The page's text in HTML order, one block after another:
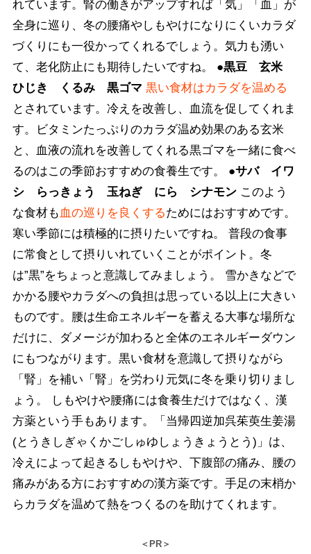
れています。腎の働きがアップすれば「気」「血」が
全身に巡り、冬の腰痛やしもやけになりにくいカラダ
づくりにも一役かってくれるでしょう。気力も湧い
て、老化防止にも期待したいですね。 ●黒豆 玄米
ひじき くるみ 黒ゴマ 黒い食材はカラダを温める
とされています。冷えを改善し、血流を促してくれま
す。ビタミンたっぷりのカラダ温め効果のある玄米
と、血液の流れを改善してくれる黒ゴマを一緒に食べ
るのはこの季節おすすめの食養生です。 ●サバ イワ
シ らっきょう 玉ねぎ にら シナモンこのよう
な食材も 血の巡りを良くするためにはおすすめです。
寒い季節には積極的に摂りたいですね。 普段の食事
に常食として摂りいれていくことがポイント。冬
は”黒”をちょっと意識してみましょう。 雪かきなどで
かかる腰やカラダへの負担は思っている以上に大きい
ものです。腰は生命エネルギーを蓄える大事な場所な
だけに、ダメージが加わると全体のエネルギーダウン
にもつながります。黒い食材を意識して摂りながら
「腎」を補い「腎」を労わり元気に冬を乗り切りまし
ょう。 しもやけや腰痛には食養生だけではなく、漢
方薬という手もあります。「当帰四逆加呉茱萸生姜湯
(とうきしぎゃくかごしゅゆしょうきょうとう)」は、
冷えによって起きるしもやけや、下腹部の痛み、腰の
痛みがある方におすすめの漢方薬です。手足の末梢か
らカラダを温めて熱をつくるのを助けてくれます。
＜PR＞